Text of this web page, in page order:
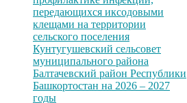
передающихся иксодовыми
клещами на территории
сельского поселения
Кунтугушевский сельсовет
муниципального района
Балтачевский район Республики
Башкортостан на 2026 – 2027
годы